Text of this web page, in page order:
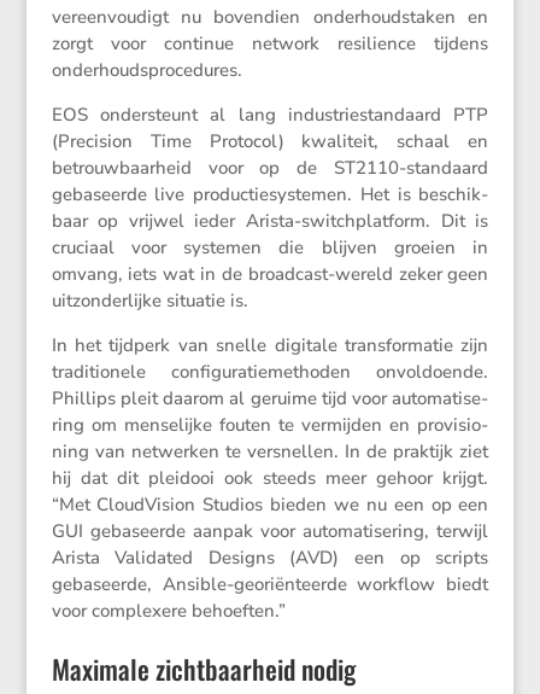
vereen­vou­digt nu boven­dien onder­houds­taken en
zorgt voor continue network resilience tijdens
onderhoudsprocedures.
EOS onder­steunt al lang industrie­stan­daard PTP
(Preci­sion Time Protocol) kwali­teit, schaal en
betrouw­baar­heid voor op de ST2110-standaard
gebaseerde live produc­tie­sys­temen. Het is beschik­
baar op vrijwel ieder Arista-switch­plat­form. Dit is
cruciaal voor systemen die blijven groeien in
omvang, iets wat in de broad­cast-wereld zeker geen
uitzon­der­lijke situatie is.
In het tijdperk van snelle digitale trans­for­matie zijn
tradi­ti­o­nele confi­gu­ra­tie­me­thoden onvol­doende.
Phillips pleit daarom al geruime tijd voor automa­ti­se­
ring om mense­lijke fouten te vermijden en provi­si­o­
ning van netwerken te versnellen. In de praktijk ziet
hij dat dit pleidooi ook steeds meer gehoor krijgt.
“Met Cloud­Vi­sion Studios bieden we nu een op een
GUI gebaseerde aanpak voor automa­ti­se­ring, terwijl
Arista Validated Designs (AVD) een op scripts
gebaseerde, Ansible-geori­ën­teerde workflow biedt
voor complexere behoeften.”
Maximale zichtbaarheid nodig